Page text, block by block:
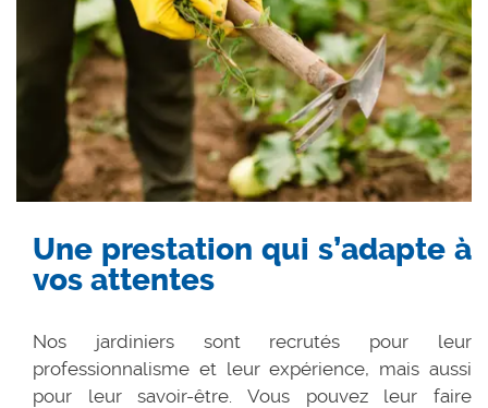
Une prestation qui s’adapte à
vos attentes
Nos jardiniers sont recrutés pour leur
professionnalisme et leur expérience, mais aussi
pour leur savoir-être. Vous pouvez leur faire